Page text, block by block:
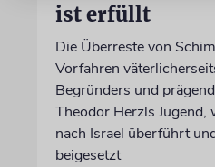
ist erfüllt
Die Überreste von
Vorfahren
Begründers und
Theodor Herzls Jugend,
nach Israel überführt
beigesetzt